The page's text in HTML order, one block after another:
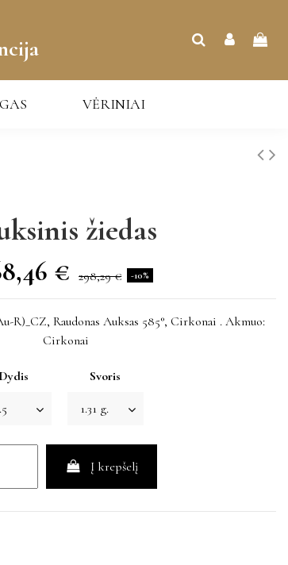
VĖRINIAI
žiedas
€ 298,29 € -10%
R)_CZ, Raudonas Auksas 585°, Cirkonai . Akmuo:
Cirkonai
Dydis Svoris
Į krepšelį